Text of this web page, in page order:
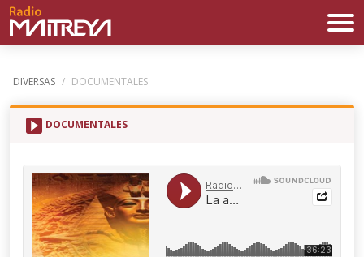
DIVERSAS / DOCUMENTALES
DOCUMENTALES